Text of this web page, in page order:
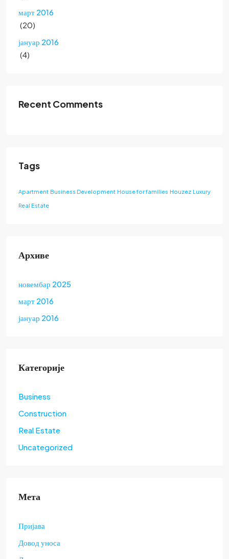
март 2016
(20)
јануар 2016
(4)
Recent Comments
Tags
Apartment Business Development House for families Houzez Luxury
Real Estate
Архиве
новембар 2025
март 2016
јануар 2016
Категорије
Business
Construction
Real Estate
Uncategorized
Мета
Пријава
Довод уноса